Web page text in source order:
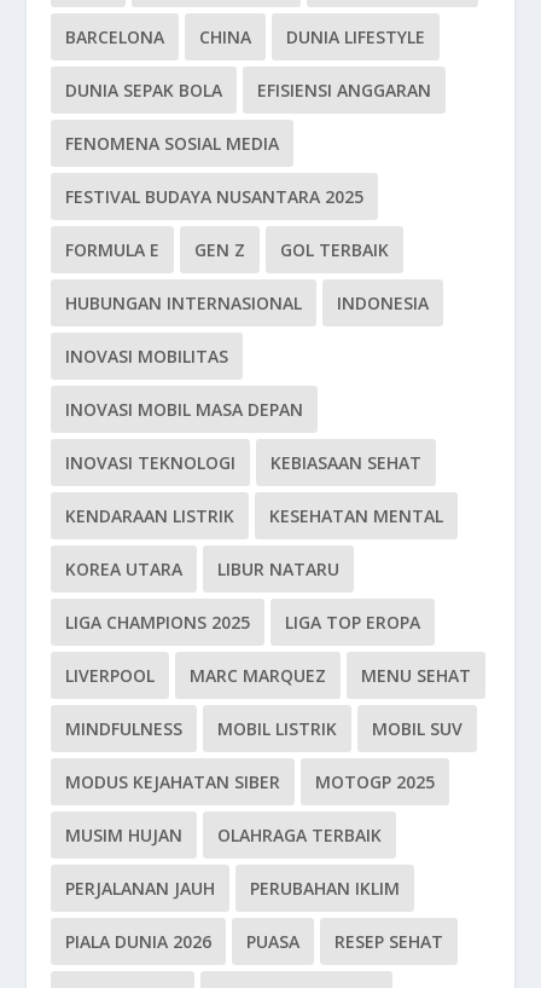
BARCELONA CHINA DUNIA LIFESTYLE
DUNIA SEPAK BOLA EFISIENSI ANGGARAN
FENOMENA SOSIAL MEDIA
FESTIVAL BUDAYA NUSANTARA 2025
FORMULA E GEN Z GOL TERBAIK
HUBUNGAN INTERNASIONAL INDONESIA
INOVASI MOBILITAS
INOVASI MOBIL MASA DEPAN
INOVASI TEKNOLOGI KEBIASAAN SEHAT
KENDARAAN LISTRIK KESEHATAN MENTAL
KOREA UTARA LIBUR NATARU
LIGA CHAMPIONS 2025 LIGA TOP EROPA
LIVERPOOL MARC MARQUEZ MENU SEHAT
MINDFULNESS MOBIL LISTRIK MOBIL SUV
MODUS KEJAHATAN SIBER MOTOGP 2025
MUSIM HUJAN OLAHRAGA TERBAIK
PERJALANAN JAUH PERUBAHAN IKLIM
PIALA DUNIA 2026 PUASA RESEP SEHAT